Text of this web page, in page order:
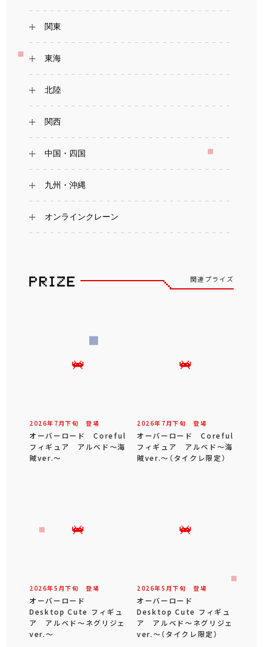
関東
東海
北陸
関西
中国・四国
九州・沖縄
オンラインクレーン
関連プライズ
2026年 7 月下旬 登場
オーバーロード Coreful
フィギュア アルベド～海
賊ver.～
2026年 7 月下旬 登場
オーバーロード Coreful
フィギュア アルベド～海
賊ver.～（タイクレ限定）
2026年5 月下旬 登場
オーバーロード
Desktop Cute フィギュ
ア アルベド～ネグリジェ
ver.～
2026年5 月下旬 登場
オーバーロード
Desktop Cute フィギュ
ア アルベド～ネグリジェ
ver.～（タイクレ限定）